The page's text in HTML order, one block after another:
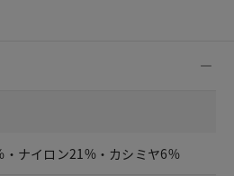
ナイロン21%・カシミヤ6%